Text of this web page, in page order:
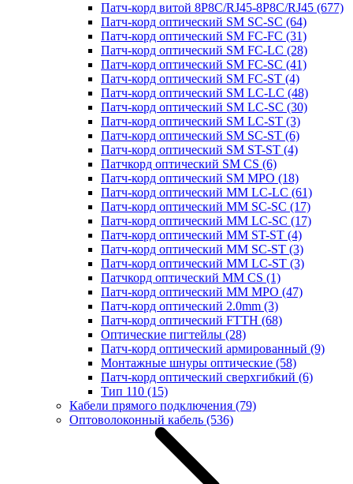
Патч-корд витой 8P8C/RJ45-8P8C/RJ45 (677)
Патч-корд оптический SM SC-SC (64)
Патч-корд оптический SM FC-FC (31)
Патч-корд оптический SM FC-LC (28)
Патч-корд оптический SM FC-SC (41)
Патч-корд оптический SM FC-ST (4)
Патч-корд оптический SM LC-LC (48)
Патч-корд оптический SM LC-SC (30)
Патч-корд оптический SM LC-ST (3)
Патч-корд оптический SM SC-ST (6)
Патч-корд оптический SM ST-ST (4)
Патчкорд оптический SM CS (6)
Патч-корд оптический SM MPO (18)
Патч-корд оптический MM LC-LC (61)
Патч-корд оптический MM SC-SC (17)
Патч-корд оптический MM LC-SC (17)
Патч-корд оптический MM ST-ST (4)
Патч-корд оптический MM SC-ST (3)
Патч-корд оптический MM LC-ST (3)
Патчкорд оптический MM CS (1)
Патч-корд оптический MM MPO (47)
Патч-корд оптический 2.0mm (3)
Патч-корд оптический FTTH (68)
Оптические пигтейлы (28)
Патч-корд оптический армированный (9)
Монтажные шнуры оптические (58)
Патч-корд оптический сверхгибкий (6)
Тип 110 (15)
Кабели прямого подключения (79)
Оптоволоконный кабель (536)